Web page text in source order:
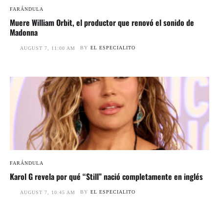
FARÁNDULA
Muere William Orbit, el productor que renovó el sonido de
Madonna
AUGUST 7, 11:00 AM BY EL ESPECIALITO
FARÁNDULA
Karol G revela por qué “Still” nació completamente en inglés
AUGUST 7, 10:45 AM BY EL ESPECIALITO